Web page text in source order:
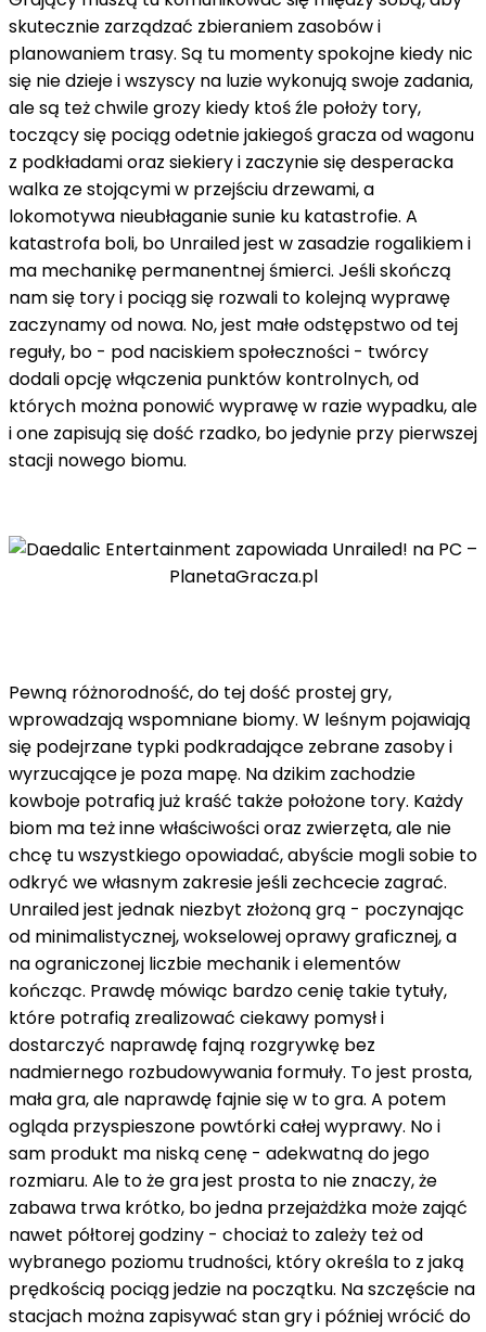
skutecznie zarządzać zbieraniem zasobów i
planowaniem trasy. Są tu momenty spokojne kiedy nic
się nie dzieje i wszyscy na luzie wykonują swoje zadania,
ale są też chwile grozy kiedy ktoś źle położy tory,
toczący się pociąg odetnie jakiegoś gracza od wagonu
z podkładami oraz siekiery i zaczynie się desperacka
walka ze stojącymi w przejściu drzewami, a
lokomotywa nieubłaganie sunie ku katastrofie. A
katastrofa boli, bo Unrailed jest w zasadzie rogalikiem i
ma mechanikę permanentnej śmierci. Jeśli skończą
nam się tory i pociąg się rozwali to kolejną wyprawę
zaczynamy od nowa. No, jest małe odstępstwo od tej
reguły, bo - pod naciskiem społeczności - twórcy
dodali opcję włączenia punktów kontrolnych, od
których można ponowić wyprawę w razie wypadku, ale
i one zapisują się dość rzadko, bo jedynie przy pierwszej
stacji nowego biomu.
Pewną różnorodność, do tej dość prostej gry,
wprowadzają wspomniane biomy. W leśnym pojawiają
się podejrzane typki podkradające zebrane zasoby i
wyrzucające je poza mapę. Na dzikim zachodzie
kowboje potrafią już kraść także położone tory. Każdy
biom ma też inne właściwości oraz zwierzęta, ale nie
chcę tu wszystkiego opowiadać, abyście mogli sobie to
odkryć we własnym zakresie jeśli zechcecie zagrać.
Unrailed jest jednak niezbyt złożoną grą - poczynając
od minimalistycznej, wokselowej oprawy graficznej, a
na ograniczonej liczbie mechanik i elementów
kończąc. Prawdę mówiąc bardzo cenię takie tytuły,
które potrafią zrealizować ciekawy pomysł i
dostarczyć naprawdę fajną rozgrywkę bez
nadmiernego rozbudowywania formuły. To jest prosta,
mała gra, ale naprawdę fajnie się w to gra. A potem
ogląda przyspieszone powtórki całej wyprawy. No i
sam produkt ma niską cenę - adekwatną do jego
rozmiaru. Ale to że gra jest prosta to nie znaczy, że
zabawa trwa krótko, bo jedna przejażdżka może zająć
nawet półtorej godziny - chociaż to zależy też od
wybranego poziomu trudności, który określa to z jaką
prędkością pociąg jedzie na początku. Na szczęście na
stacjach można zapisywać stan gry i później wrócić do